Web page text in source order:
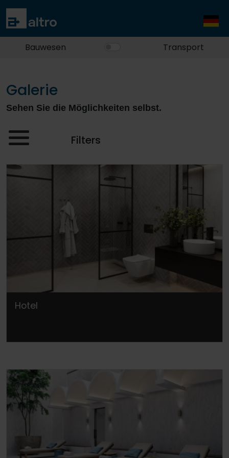
Bauwesen Transport
Galerie
Sehen Sie die Möglichkeiten selbst.
Filters
Hotel